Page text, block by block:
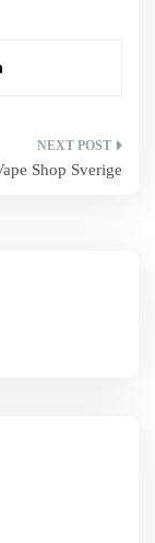
Shop Sverige